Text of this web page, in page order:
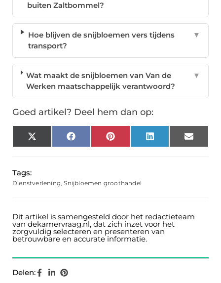
buiten Zaltbommel?
Hoe blijven de snijbloemen vers tijdens
transport?
▼
Wat maakt de snijbloemen van Van de
Werken maatschappelijk verantwoord?
▼
Goed artikel? Deel hem dan op:
X
(Twitter)
FacebookPinterest LinkedIn Email
Tags:
Dienstverlening,Snijbloemen groothandel
Dit artikel is samengesteld door het redactieteam
van dekamervraag.nl, dat zich inzet voor het
zorgvuldig selecteren en presenteren van
betrouwbare en accurate informatie.
Delen: